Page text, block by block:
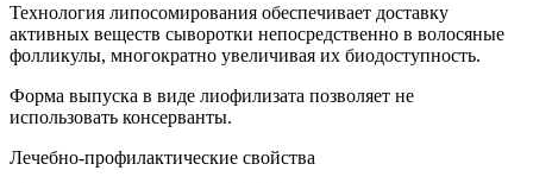
Технология липосомирования обеспечивает доставку
активных веществ сыворотки непосредственно в волосяные
фолликулы, многократно увеличивая их биодоступность.
Форма выпуска в виде лиофилизата позволяет не
использовать консерванты.
Лечебно-профилактические свойства